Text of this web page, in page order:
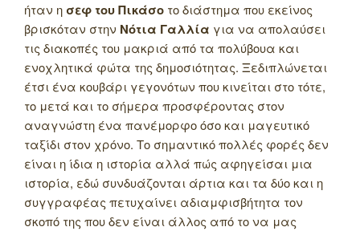
ήταν η σεφ του Πικάσο το διάστημα που εκείνος
βρισκόταν στην Νότια Γαλλία για να απολαύσει
τις διακοπές του μακριά από τα πολύβουα και
ενοχλητικά φώτα της δημοσιότητας. Ξεδιπλώνεται
έτσι ένα κουβάρι γεγονότων που κινείται στο τότε,
το μετά και το σήμερα προσφέροντας στον
αναγνώστη ένα πανέμορφο όσο και μαγευτικό
ταξίδι στον χρόνο. Το σημαντικό πολλές φορές δεν
είναι η ίδια η ιστορία αλλά πώς αφηγείσαι μια
ιστορία, εδώ συνδυάζονται άρτια και τα δύο και η
συγγραφέας πετυχαίνει αδιαμφισβήτητα τον
σκοπό της που δεν είναι άλλος από το να μας